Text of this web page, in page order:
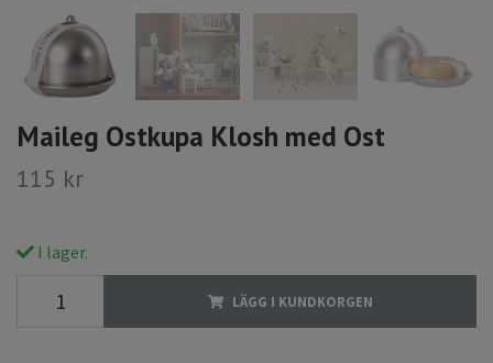
Maileg Ostkupa Klosh med Ost
115 kr
I lager.
LÄGG I KUNDKORGEN